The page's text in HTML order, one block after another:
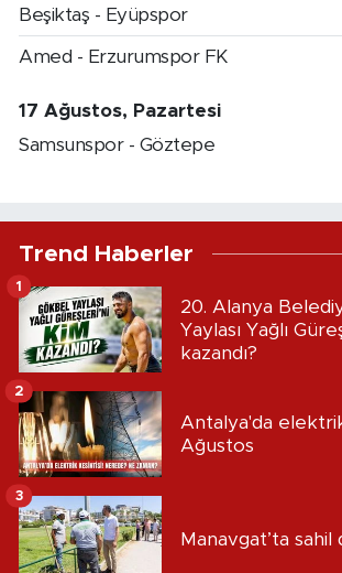
Beşiktaş - Eyüpspor
Amed - Erzurumspor FK
17 Ağustos, Pazartesi
Samsunspor - Göztepe
Trend Haberler
20. Alanya
Yaylası Yağlı
kazandı?
1
Antalya'da
Ağustos
2
Manavgat’ta
3